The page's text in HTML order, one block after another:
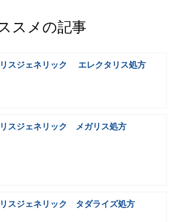
スメの記事
スジェネリック エレクタリス処方
スジェネリック メガリス処方
スジェネリック タダライズ処方